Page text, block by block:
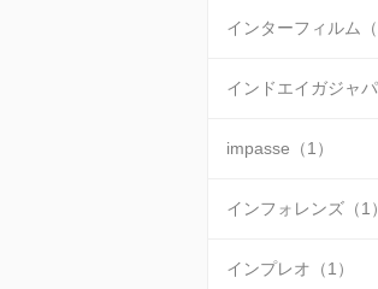
インターフィルム（
インドエイガジャパ
impasse（1）
インフォレンズ（1）
インプレオ（1）